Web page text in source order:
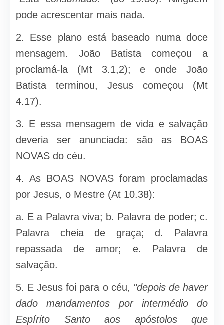
pode acrescentar mais nada.
2. Esse plano está baseado numa doce
mensagem. João Batista começou a
proclamá-la (Mt 3.1,2); e onde João
Batista terminou, Jesus começou (Mt
4.17).
3. E essa mensagem de vida e salvação
deveria ser anunciada: são as BOAS
NOVAS do céu.
4. As BOAS NOVAS foram proclamadas
por Jesus, o Mestre (At 10.38):
a. E a Palavra viva; b. Palavra de poder; c.
Palavra cheia de graça; d. Palavra
repassada de amor; e. Palavra de
salvação.
5. E Jesus foi para o céu, "depois de haver
dado mandamentos por intermédio do
Espírito Santo aos apóstolos que